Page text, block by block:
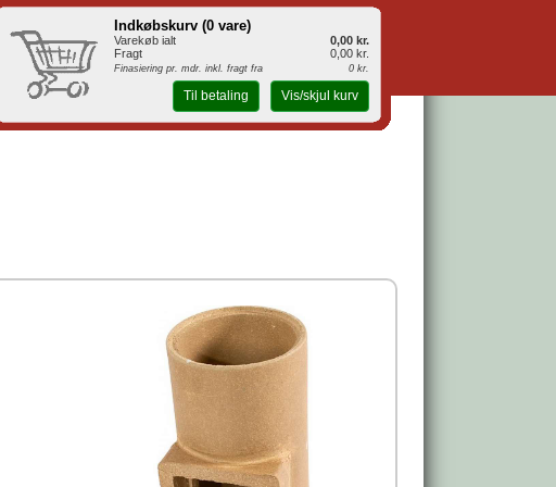
Indkøbskurv (0 vare)
Varekøb ialt
0,00 kr.
Fragt
0,00 kr.
Finasiering pr. mdr. inkl. fragt fra 0 kr.
Til betaling Vis/skjul kurv